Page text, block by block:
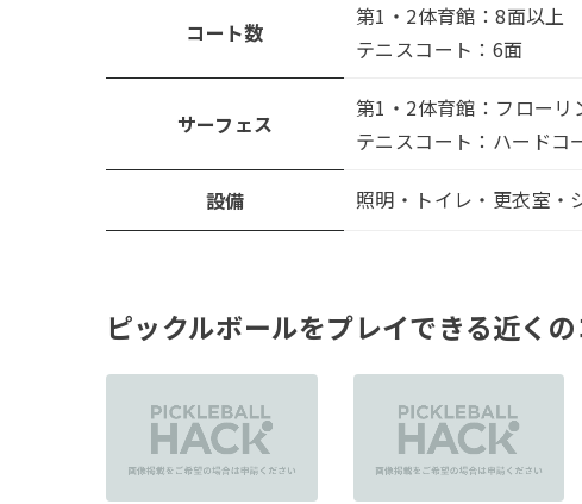
コート数
第1・2体育館：8面以上
テニスコート：6面
サーフェス
第1・2体育館：フローリ
テニスコート：ハードコ
設備 照明・トイレ・更衣室・
ピックルボールをプレイできる近く